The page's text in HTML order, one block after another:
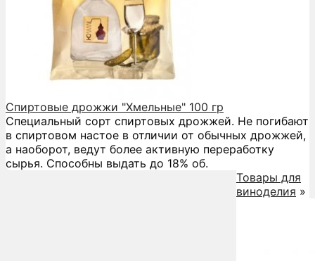
Спиртовые дрожжи "Хмельные" 100 гр
Специальный сорт спиртовых дрожжей. Не погибают
в спиртовом настое в отличии от обычных дрожжей,
а наоборот, ведут более активную переработку
сырья. Способны выдать до 18% об.
Товары для
виноделия »